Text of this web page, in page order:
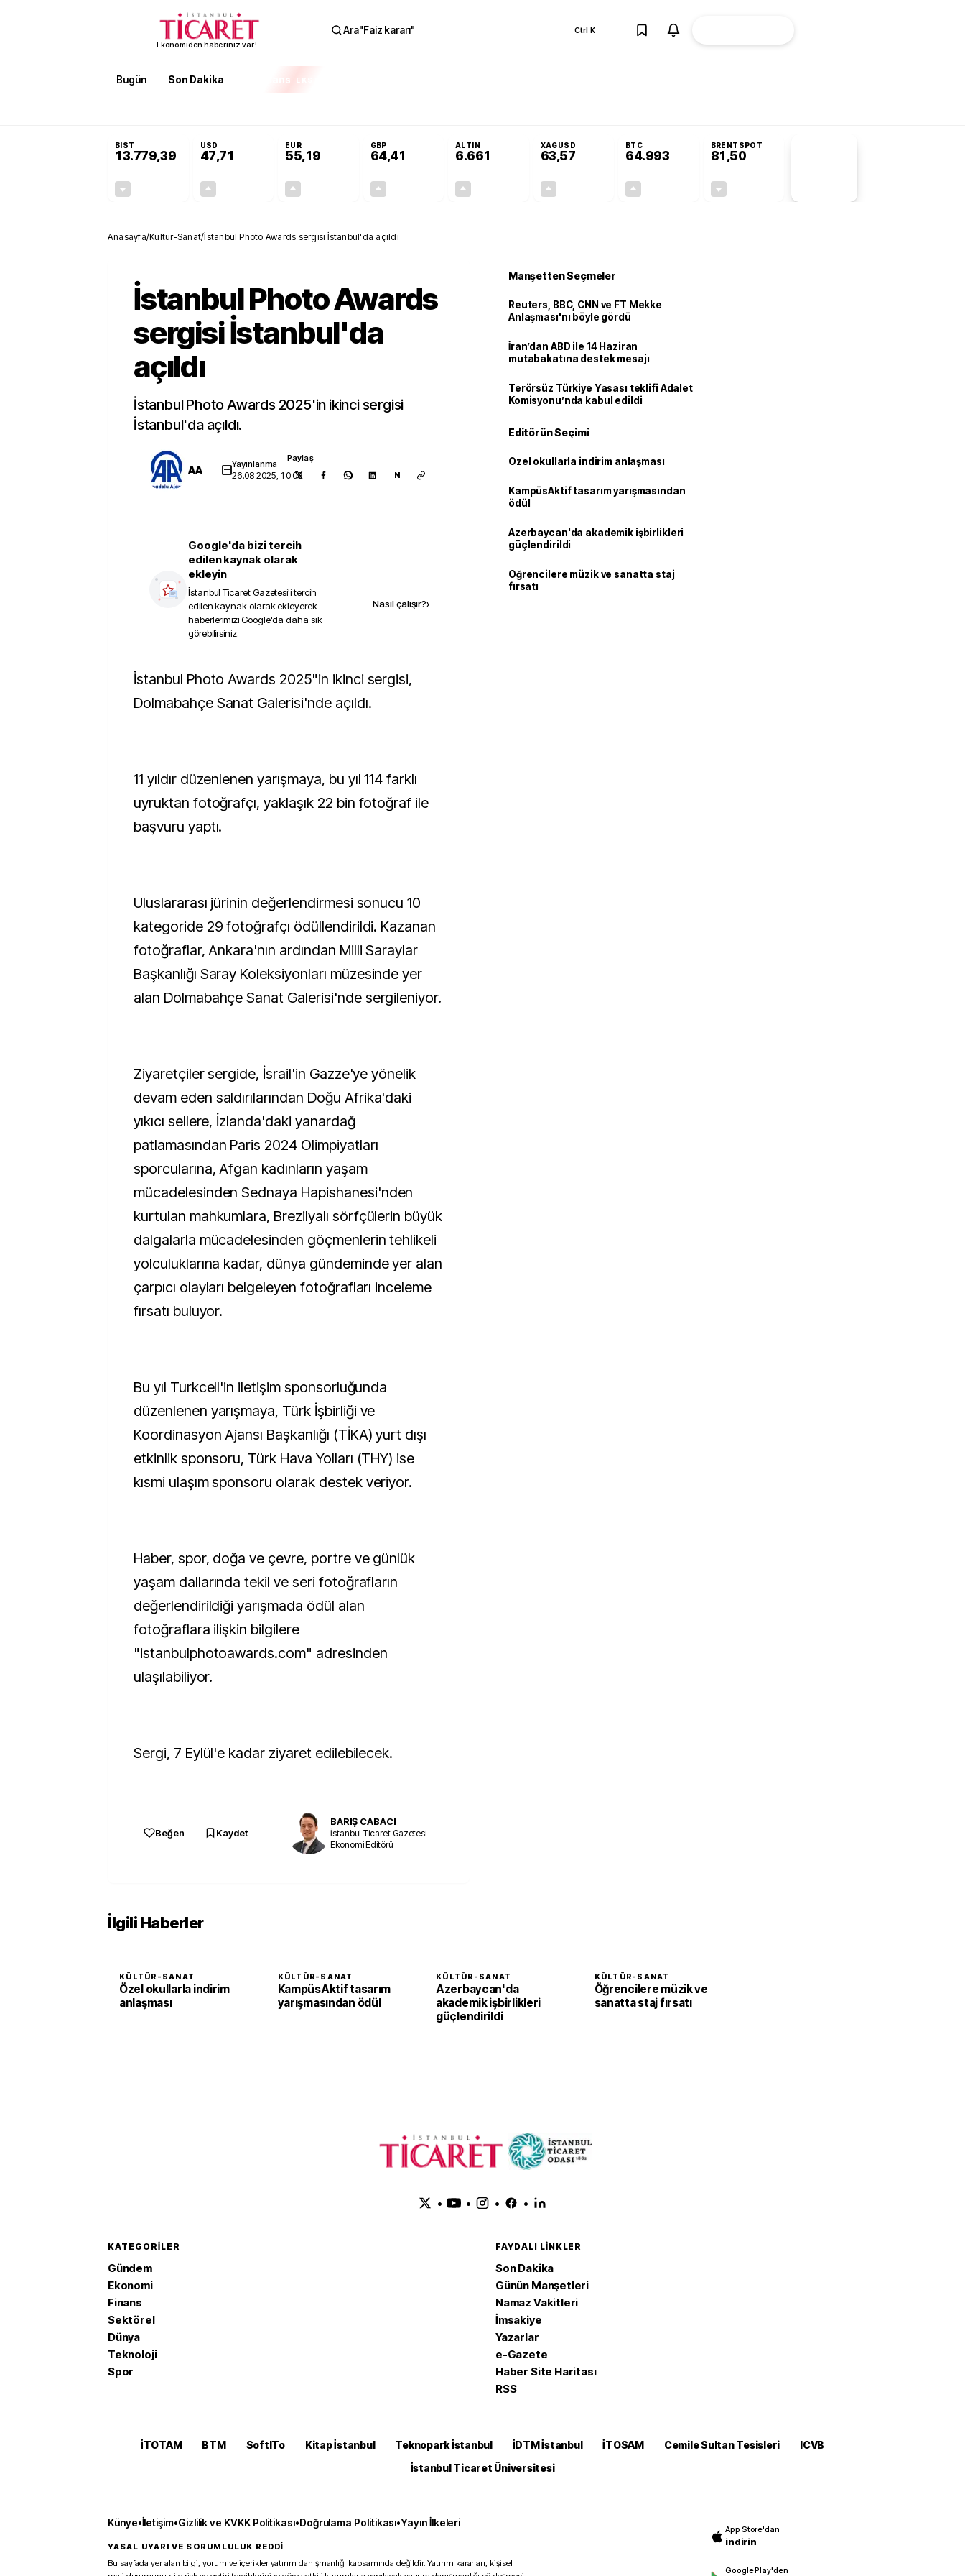
Ekonomiden haberiniz var!
Ara"Faiz kararı" Ctrl K
Bugün Son Dakika Finans EKSTRA
BIST
13.779,39
USD
47,71
EUR
55,19
GBP
64,41
ALTIN
6.661
XAGUSD
63,57
BTC
64.993
BRENTSPOT
81,50
Anasayfa/Kültür-Sanat/İstanbul Photo Awards sergisi İstanbul'da açıldı
İstanbul Photo Awards
sergisi İstanbul'da
açıldı
İstanbul Photo Awards 2025'in ikinci sergisi
İstanbul'da açıldı.
AA
Yayınlanma
26.08.2025, 10:08
Paylaş
N
Google'da bizi tercih
edilen kaynak olarak
ekleyin
İstanbul Ticaret Gazetesi'i tercih
edilen kaynak olarak ekleyerek
haberlerimizi Google'da daha sık
görebilirsiniz.
Nasıl çalışır?›
İstanbul Photo Awards 2025"in ikinci sergisi,
Dolmabahçe Sanat Galerisi'nde açıldı.
11 yıldır düzenlenen yarışmaya, bu yıl 114 farklı
uyruktan fotoğrafçı, yaklaşık 22 bin fotoğraf ile
başvuru yaptı.
Uluslararası jürinin değerlendirmesi sonucu 10
kategoride 29 fotoğrafçı ödüllendirildi. Kazanan
fotoğraflar, Ankara'nın ardından Milli Saraylar
Başkanlığı Saray Koleksiyonları müzesinde yer
alan Dolmabahçe Sanat Galerisi'nde sergileniyor.
Ziyaretçiler sergide, İsrail'in Gazze'ye yönelik
devam eden saldırılarından Doğu Afrika'daki
yıkıcı sellere, İzlanda'daki yanardağ
patlamasından Paris 2024 Olimpiyatları
sporcularına, Afgan kadınların yaşam
mücadelesinden Sednaya Hapishanesi'nden
kurtulan mahkumlara, Brezilyalı sörfçülerin büyük
dalgalarla mücadelesinden göçmenlerin tehlikeli
yolculuklarına kadar, dünya gündeminde yer alan
çarpıcı olayları belgeleyen fotoğrafları inceleme
fırsatı buluyor.
Bu yıl Turkcell'in iletişim sponsorluğunda
düzenlenen yarışmaya, Türk İşbirliği ve
Koordinasyon Ajansı Başkanlığı (TİKA) yurt dışı
etkinlik sponsoru, Türk Hava Yolları (THY) ise
kısmi ulaşım sponsoru olarak destek veriyor.
Haber, spor, doğa ve çevre, portre ve günlük
yaşam dallarında tekil ve seri fotoğrafların
değerlendirildiği yarışmada ödül alan
fotoğraflara ilişkin bilgilere
"istanbulphotoawards.com" adresinden
ulaşılabiliyor.
Sergi, 7 Eylül'e kadar ziyaret edilebilecek.
Beğen Kaydet
BARIŞ CABACI
İstanbul Ticaret Gazetesi –
Ekonomi Editörü
Manşetten Seçmeler
Reuters, BBC, CNN ve FT Mekke
Anlaşması'nı böyle gördü
İran’dan ABD ile 14 Haziran
mutabakatına destek mesajı
Terörsüz Türkiye Yasası teklifi Adalet
Komisyonu’nda kabul edildi
Editörün Seçimi
Özel okullarla indirim anlaşması
KampüsAktif tasarım yarışmasından
ödül
Azerbaycan'da akademik işbirlikleri
güçlendirildi
Öğrencilere müzik ve sanatta staj
fırsatı
İlgili Haberler
KÜLTÜR-SANAT
Özel okullarla indirim
anlaşması
KÜLTÜR-SANAT
KampüsAktif tasarım
yarışmasından ödül
KÜLTÜR-SANAT
Azerbaycan'da
akademik işbirlikleri
güçlendirildi
KÜLTÜR-SANAT
Öğrencilere müzik ve
sanatta staj fırsatı
• • • •
KATEGORILER
Gündem
Ekonomi
Finans
Sektörel
Dünya
Teknoloji
Spor
FAYDALI LINKLER
Son Dakika
Günün Manşetleri
Namaz Vakitleri
İmsakiye
Yazarlar
e-Gazete
Haber Site Haritası
RSS
İTOTAM BTM SoftITo Kitap İstanbul Teknopark İstanbul İDTM İstanbul İTOSAM Cemile Sultan Tesisleri
ICVB
İstanbul Ticaret Üniversitesi
Künye•İletişim•Gizlilik ve KVKK Politikası•Doğrulama Politikası•Yayın İlkeleri
YASAL UYARI VE SORUMLULUK REDDİ
Bu sayfada yer alan bilgi, yorum ve içerikler yatırım danışmanlığı kapsamında değildir. Yatırım kararları, kişisel
App Store'dan
indirin
Google Play'den